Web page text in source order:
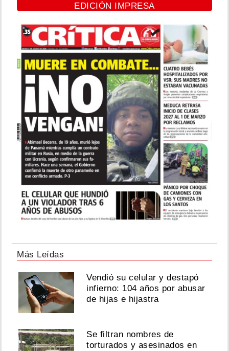
EDICIÓN IMPRESA
Más Leídas
Vendió su celular y destapó
infierno: 104 años por abusar
de hijas e hijastra
Se filtran nombres de
torturados y asesinados en